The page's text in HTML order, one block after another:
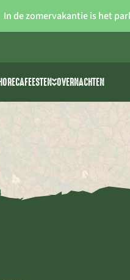
In de zomervakantie is het
FEESTEN
Vrijgezellenfeesten
OVERNACHTEN